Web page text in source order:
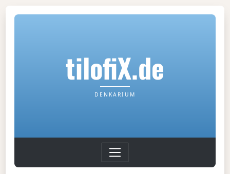
tilofiX.de
DENKARIUM